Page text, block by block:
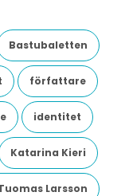
Bastubaletten
författare
identitet
Katarina Kieri
Larsson